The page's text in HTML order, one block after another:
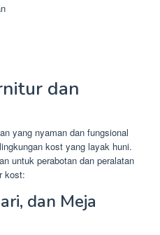
dan
yang nyaman dan fungsional
kost yang layak huni.
untuk perabotan dan peralatan
kost:
dan Meja